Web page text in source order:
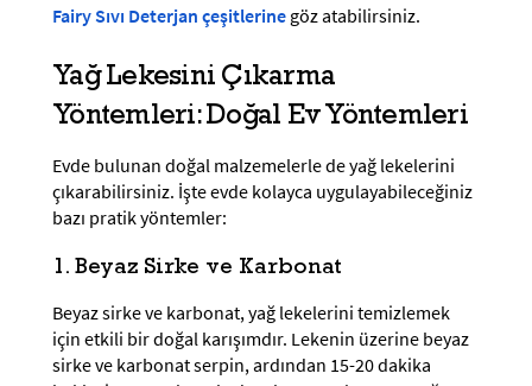
Fairy Sıvı Deterjan çeşitlerine göz atabilirsiniz.
Yağ Lekesini Çıkarma
Yöntemleri: Doğal Ev Yöntemleri
Evde bulunan doğal malzemelerle de yağ lekelerini
çıkarabilirsiniz. İşte evde kolayca uygulayabileceğiniz
bazı pratik yöntemler:
1. Beyaz Sirke ve Karbonat
Beyaz sirke ve karbonat, yağ lekelerini temizlemek
için etkili bir doğal karışımdır. Lekenin üzerine beyaz
sirke ve karbonat serpin, ardından 15-20 dakika